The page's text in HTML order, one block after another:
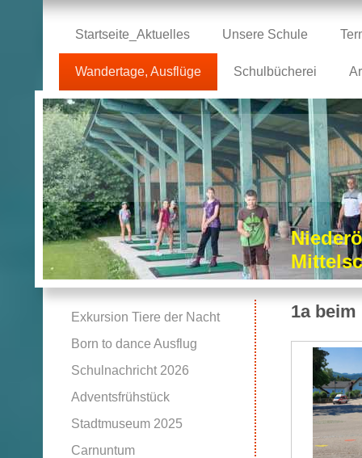
Startseite_Aktuelles Unsere Schule
Wandertage, Ausflüge Schulbücherei
1a beim
Exkursion Tiere der Nacht
Born to dance Ausflug
Schulnachricht 2026
Adventsfrühstück
Stadtmuseum 2025
Carnuntum